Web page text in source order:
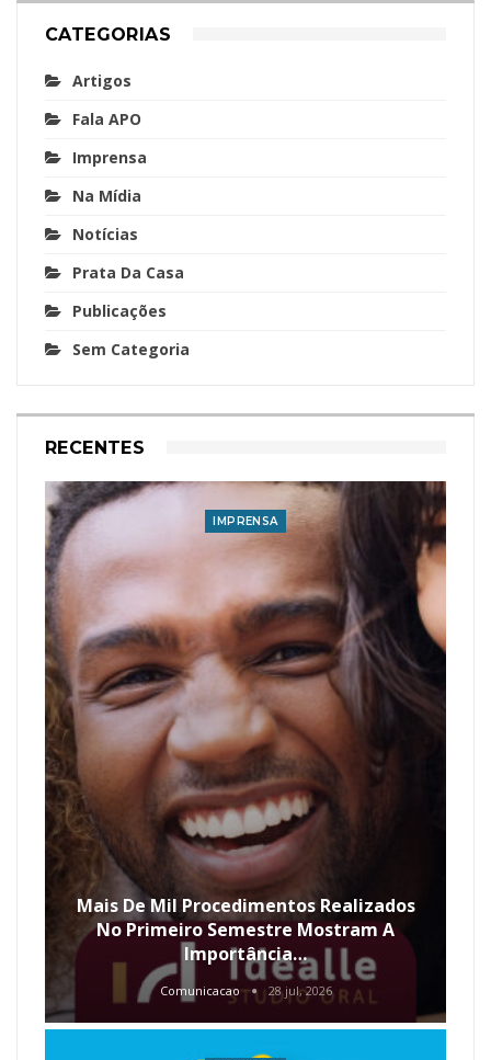
CATEGORIAS
Artigos
Fala APO
Imprensa
Na Mídia
Notícias
Prata Da Casa
Publicações
Sem Categoria
RECENTES
IMPRENSA
Mais De Mil Procedimentos Realizados
No Primeiro Semestre Mostram A
Importância…
Comunicacao 28 jul, 2026